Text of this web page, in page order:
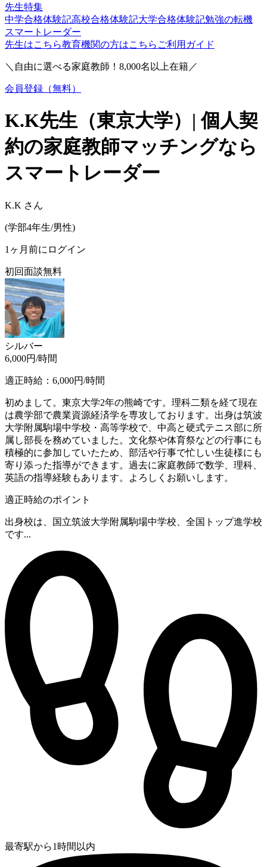
先生特集
中学合格体験記高校合格体験記大学合格体験記勉強の転機
スマートレーダー
先生はこちら教育機関の方はこちら ご利用ガイド
＼自由に選べる家庭教師！ 8,000名以上在籍／
会員登録（無料）
K.K先生（東京大学）| 個人契
約の家庭教師マッチングなら
スマートレーダー
K.K さん
(学部4年生/男性)
1ヶ月前にログイン
初回面談無料
シルバー
6,000円/時間
適正時給： 6,000円/時間
初めまして。東京大学2年の熊崎です。理科二類を経て現在
は農学部で農業資源経済学を専攻しております。出身は筑波
大学附属駒場中学校・高等学校で、中高と硬式テニス部に所
属し部長を務めていました。文化祭や体育祭などの行事にも
積極的に参加していたため、部活や行事で忙しい生徒様にも
寄り添った指導ができます。過去に家庭教師で数学、理科、
英語の指導経験もあります。よろしくお願いします。
適正時給のポイント
出身校は、国立筑波大学附属駒場中学校、全国トップ進学校
です...
最寄駅から1時間以内